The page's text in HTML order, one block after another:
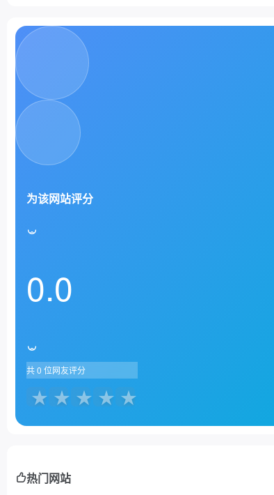
为该网站评分
0.0
共0 位网友评分
热门网站